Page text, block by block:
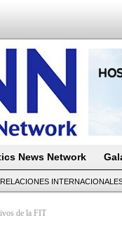
News Network
RELACIONES
de la FIT